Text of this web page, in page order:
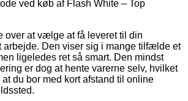
ved køb af Flash White – Top
over at vælge at få leveret til din
arbejde. Den viser sig i mange tilfælde et
ligeledes ret så smart. Den mindst
er dog at hente varerne selv, hvilket
du bor med kort afstand til online